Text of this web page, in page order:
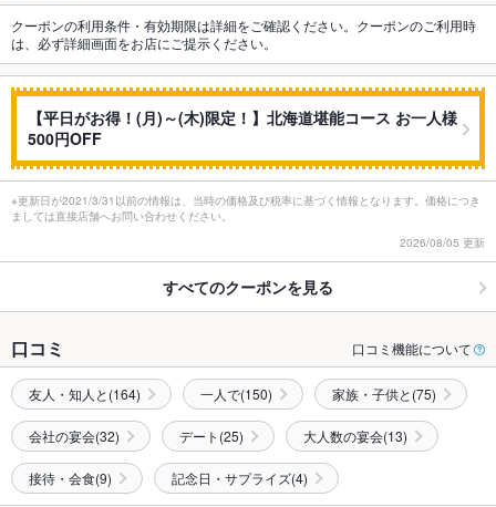
クーポンの利用条件・有効期限は詳細をご確認ください。クーポンのご利用時
は、必ず詳細画面をお店にご提示ください。
【平日がお得！(月)～(木)限定！】北海道堪能コース お一人様
500円OFF
※更新日が2021/3/31以前の情報は、当時の価格及び税率に基づく情報となります。価格につき
ましては直接店舗へお問い合わせください。
2026/08/05 更新
すべてのクーポンを見る
口コミ 口コミ機能について
友人・知人と(164) 一人で(150) 家族・子供と(75)
会社の宴会(32) デート(25) 大人数の宴会(13)
接待・会食(9) 記念日・サプライズ(4)